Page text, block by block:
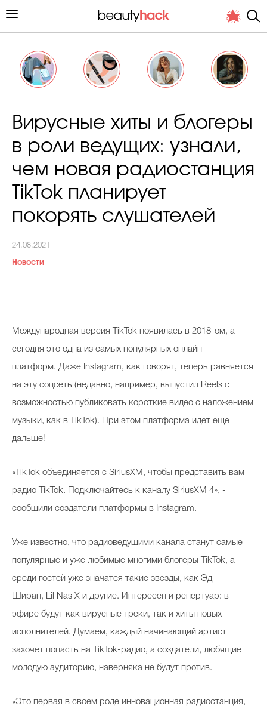
Хит недели от стилиста
Худеем правильно
Бьютихакер / Мама-хакер
Выбор визажистов
Полиция красоты
Хит недели от визажиста
Celebrity дня
Интервью со звездой
Тесты
Вирусные хиты и блогеры
в роли ведущих: узнали,
чем новая радиостанция
TikTok планирует
покорять слушателей
24.08.2021
Новости
Международная версия TikTok появилась в 2018-ом, а
сегодня это одна из самых популярных онлайн-
платформ. Даже Instagram, как говорят, теперь равняется
на эту соцсеть (недавно, например, выпустил Reels с
возможностью публиковать короткие видео с наложением
музыки, как в TikTok). При этом платформа идет еще
дальше!
«TikTok объединяется с SiriusXM, чтобы представить вам
радио TikTok. Подключайтесь к каналу SiriusXM 4», -
сообщили создатели платформы в Instagram.
Уже известно, что радиоведущими канала станут самые
популярные и уже любимые многими блогеры TikTok, а
среди гостей уже значатся такие звезды, как Эд
Ширан, Lil Nas X и другие. Интересен и репертуар: в
эфире будут как вирусные треки, так и хиты новых
исполнителей. Думаем, каждый начинающий артист
захочет попасть на TikTok-радио, а создатели, любящие
молодую аудиторию, наверняка не будут против.
«Это первая в своем роде инновационная радиостанция,